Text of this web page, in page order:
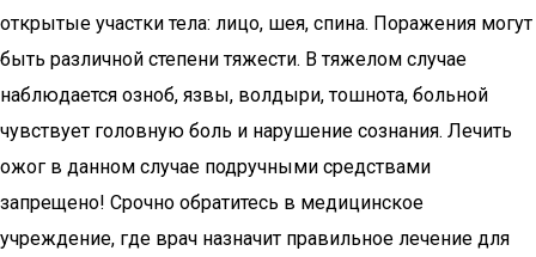
открытые участки тела: лицо, шея, спина. Поражения могут
быть различной степени тяжести. В тяжелом случае
наблюдается озноб, язвы, волдыри, тошнота, больной
чувствует головную боль и нарушение сознания. Лечить
ожог в данном случае подручными средствами
запрещено! Срочно обратитесь в медицинское
учреждение, где врач назначит правильное лечение для